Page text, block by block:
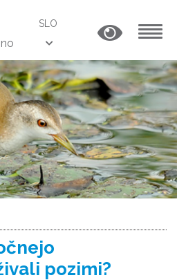
SLO
pozimi?